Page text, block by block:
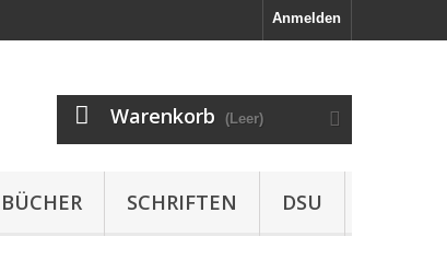
Anmelden
Warenkorb (Leer)
SCHRIFTEN DSU